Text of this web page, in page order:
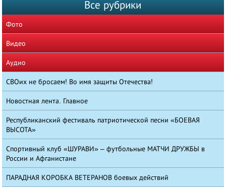
Все рубрики
Фото
Видео
Аудио
СВОих не бросаем! Во имя защиты Отечества!
Новостная лента. Главное
Республиканский фестиваль патриотической песни «БОЕВАЯ
ВЫСОТА»
Спортивный клуб «ШУРАВИ» – футбольные МАТЧИ ДРУЖБЫ в
России и Афганистане
ПАРАДНАЯ КОРОБКА ВЕТЕРАНОВ боевых действий